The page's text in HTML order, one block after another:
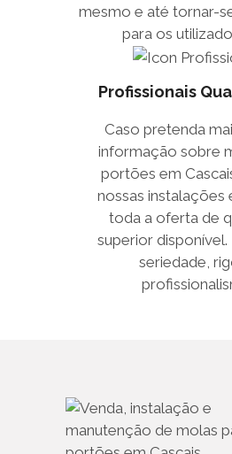
mesmo e até tornar-
para os
Profissionais
Caso pretenda
informação sobre
portões em
nossas instalações
toda a oferta de
superior disponível.
seriedade,